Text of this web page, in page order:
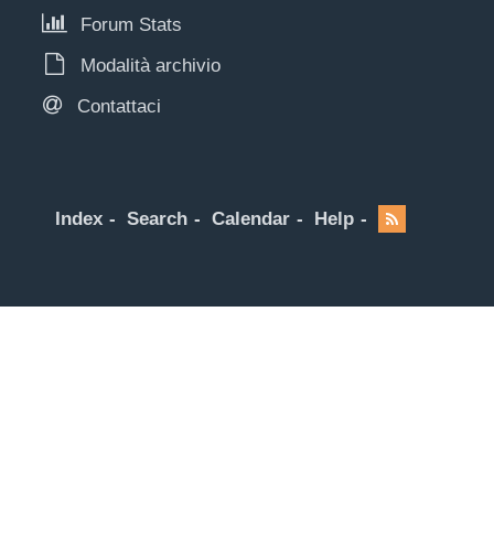
Forum Stats
Modalità archivio
Contattaci
Index Search Calendar Help